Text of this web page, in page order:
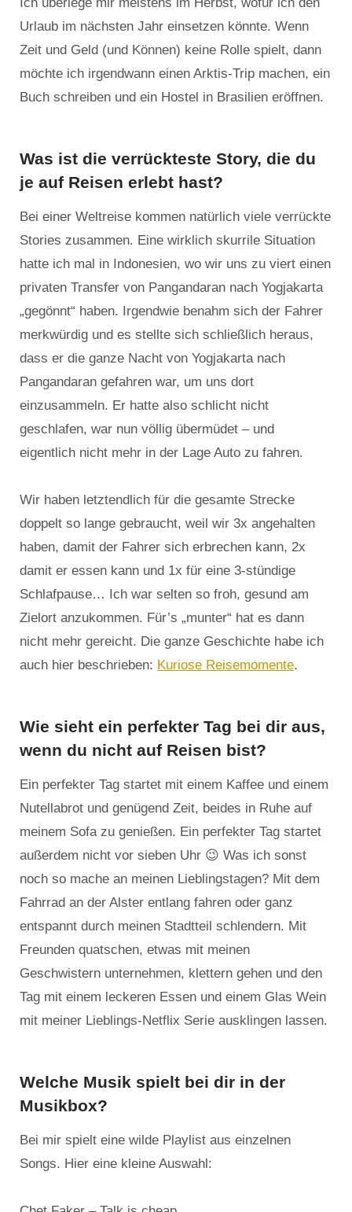
Urlaub im nächsten Jahr einsetzen könnte. Wenn
Zeit und Geld (und Können) keine Rolle spielt, dann
möchte ich irgendwann einen Arktis-Trip machen, ein
Buch schreiben und ein Hostel in Brasilien eröffnen.
Was ist die verrückteste Story, die du
je auf Reisen erlebt hast?
Bei einer Weltreise kommen natürlich viele verrückte
Stories zusammen. Eine wirklich skurrile Situation
hatte ich mal in Indonesien, wo wir uns zu viert einen
privaten Transfer von Pangandaran nach Yogjakarta
„gegönnt“ haben. Irgendwie benahm sich der Fahrer
merkwürdig und es stellte sich schließlich heraus,
dass er die ganze Nacht von Yogjakarta nach
Pangandaran gefahren war, um uns dort
einzusammeln. Er hatte also schlicht nicht
geschlafen, war nun völlig übermüdet – und
eigentlich nicht mehr in der Lage Auto zu fahren.
Wir haben letztendlich für die gesamte Strecke
doppelt so lange gebraucht, weil wir 3x angehalten
haben, damit der Fahrer sich erbrechen kann, 2x
damit er essen kann und 1x für eine 3-stündige
Schlafpause… Ich war selten so froh, gesund am
Zielort anzukommen. Für’s „munter“ hat es dann
nicht mehr gereicht. Die ganze Geschichte habe ich
auch hier beschrieben: Kuriose Reisemomente.
Wie sieht ein perfekter Tag bei dir aus,
wenn du nicht auf Reisen bist?
Ein perfekter Tag startet mit einem Kaffee und einem
Nutellabrot und genügend Zeit, beides in Ruhe auf
meinem Sofa zu genießen. Ein perfekter Tag startet
außerdem nicht vor sieben Uhr 😉 Was ich sonst
noch so mache an meinen Lieblingstagen? Mit dem
Fahrrad an der Alster entlang fahren oder ganz
entspannt durch meinen Stadtteil schlendern. Mit
Freunden quatschen, etwas mit meinen
Geschwistern unternehmen, klettern gehen und den
Tag mit einem leckeren Essen und einem Glas Wein
mit meiner Lieblings-Netflix Serie ausklingen lassen.
Welche Musik spielt bei dir in der
Musikbox?
Bei mir spielt eine wilde Playlist aus einzelnen
Songs. Hier eine kleine Auswahl: